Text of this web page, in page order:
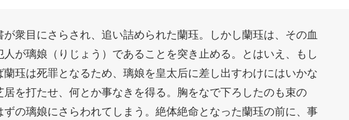
衆目にさらされ、追い詰められた蘭珏。しかし蘭珏は、その血
が璃娘（りじょう）であることを突き止める。とはいえ、もし
珏は死罪となるため、璃娘を皇太后に差し出すわけにはいかな
居を打たせ、何とか事なきを得る。胸をなで下ろしたのも束の
ずの璃娘にさらわれてしまう。絶体絶命となった蘭珏の前に、事